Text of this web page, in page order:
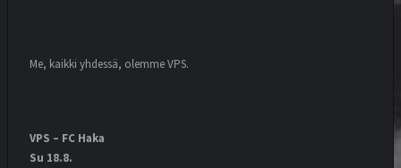
Me, kaikki yhdessä, olemme VPS.
VPS – FC Haka
Su 18.8.